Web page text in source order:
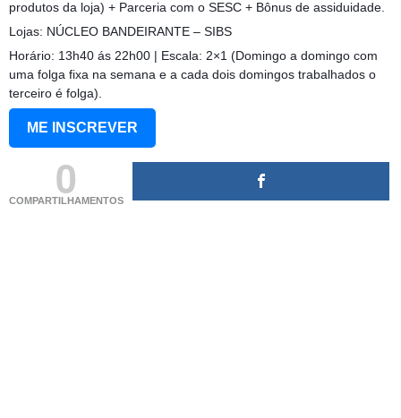
produtos da loja) + Parceria com o SESC + Bônus de assiduidade.
Lojas: NÚCLEO BANDEIRANTE – SIBS
Horário: 13h40 ás 22h00 | Escala: 2×1 (Domingo a domingo com
uma folga fixa na semana e a cada dois domingos trabalhados o
terceiro é folga).
ME INSCREVER
0
COMPARTILHAMENTOS